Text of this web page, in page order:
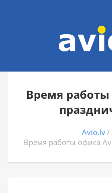
Время
Avio.lv
Время работы офиса